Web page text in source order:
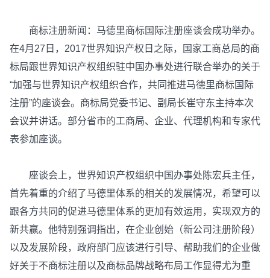
商标注册新闻：马德里商标国际注册座谈会成功举办。
在4月27日，2017世界知识产权日之际，国家工商总局的商
标局跟世界知识产权组织驻中国办事处进行联合举办的关于
“加强与世界知识产权组织合作，共同推进马德里商标国际
注册”的座谈会。商标局党委书记、副局长崔守东主持本次
会议并讲话。部分省市的工商局、企业、代理机构和专家代
表参加座谈。
座谈会上，世界知识产权组织中国办事处陈宏兵主任，
首先着重的介绍了马德里体系的相关的发展情况，希望可以
跟各方共同的促进马德里体系的更加有效运用，实现双方的
新共赢。他特别强调指出，在企业创始（新公司注册阶段）
以及发展阶段，政府部门应该进行引导、帮助我们的企业做
好关于不商标注册以及商标品牌战略布局工作显得尤为重